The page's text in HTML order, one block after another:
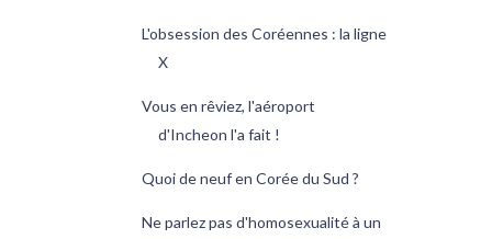
L'obsession des Coréennes : la ligne
X
Vous en rêviez, l'aéroport
d'Incheon l'a fait !
Quoi de neuf en Corée du Sud ?
Ne parlez pas d'homosexualité à un